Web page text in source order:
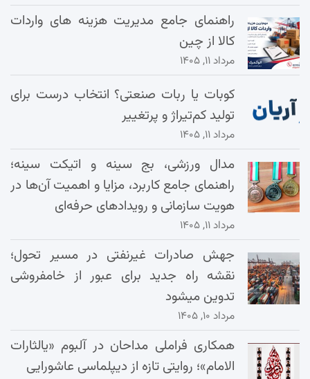
راهنمای جامع مدیریت هزینه‌ های واردات
کالا از چین
مرداد ۱۱, ۱۴۰۵
کوبات یا ربات صنعتی؟ انتخاب درست برای
تولید کم‌تیراژ و پرتغییر
مرداد ۱۱, ۱۴۰۵
مدال ورزشی، بج سینه و اتیکت سینه؛
راهنمای جامع کاربرد، مزایا و اهمیت آن‌ها در
هویت سازمانی و رویدادهای حرفه‌ای
مرداد ۱۱, ۱۴۰۵
جهش صادرات غیرنفتی در مسیر تحول؛
نقشه راه جدید برای عبور از خامفروشی
تدوین میشود
مرداد ۱۰, ۱۴۰۵
همکاری فراملی مداحان در آلبوم «یالثارات
الامام»؛ روایتی تازه از دیپلماسی عاشورایی